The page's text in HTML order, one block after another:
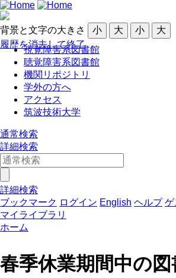
背景と文字の大きさ 小 大 小
大
履歴を消去して終了
視覚障害系図書館
聴覚障害系図書館
機関リポジトリ
学外の方へ
アクセス
筑波技術大学
通常検索
詳細検索
詳細検索
ブックマーク ログイン English ヘルプ ゲ
マイライブラリ
ホーム
春季休業期間中の図